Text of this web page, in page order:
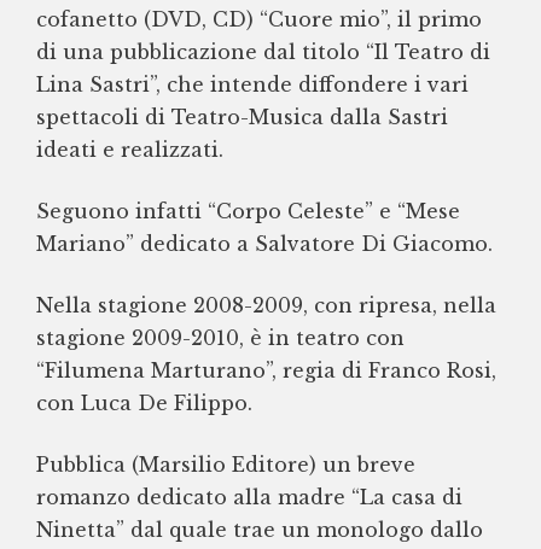
cofanetto (DVD, CD) “Cuore mio”, il primo
di una pubblicazione dal titolo “Il Teatro di
Lina Sastri”, che intende diffondere i vari
spettacoli di Teatro-Musica dalla Sastri
ideati e realizzati.
Seguono infatti “Corpo Celeste” e “Mese
Mariano” dedicato a Salvatore Di Giacomo.
Nella stagione 2008-2009, con ripresa, nella
stagione 2009-2010, è in teatro con
“Filumena Marturano”, regia di Franco Rosi,
con Luca De Filippo.
Pubblica (Marsilio Editore) un breve
romanzo dedicato alla madre “La casa di
Ninetta” dal quale trae un monologo dallo